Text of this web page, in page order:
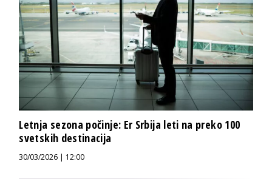
Letnja sezona počinje: Er Srbija leti na preko 100
svetskih destinacija
30/03/2026 | 12:00